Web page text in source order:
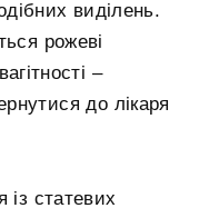
виділень.
рожеві
–
до лікаря
із статевих